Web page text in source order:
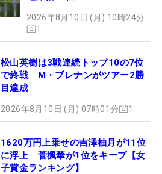
2026年8月10日 (月) 10時24分
1
松山英樹は3戦連続トップ10の7位
で終戦 M・ブレナンがツアー2勝
目達成
2026年8月10日 (月) 07時01分 1
1620万円上乗せの吉澤柚月が11位
に浮上 菅楓華が1位をキープ【女
子賞金ランキング】